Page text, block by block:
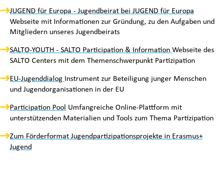
Nutzen Sie die Tab-Taste um durch die Links zu navigieren
JUGEND für Europa - Jugendbeirat bei JUGEND für Europa
Webseite mit Informationen zur Gründung, zu den Aufgaben und
Mitgliedern unseres Jugendbeirats
SALTO-YOUTH - SALTO Participation & Information(Externer Link)
Webseite des
SALTO Centers mit dem Themenschwerpunkt Partizipation
EU-Jugenddialog (Externer Link)
Instrument zur Beteiligung junger Menschen
und Jugendorganisationen in der EU
Participation Pool (Externer Link)
Umfangreiche Online-Plattform mit
unterstützenden Materialien und Tools zum Thema Partizipation
Zum Förderformat Jugendpartizipationsprojekte in Erasmus+
JugendLink 5 von 5